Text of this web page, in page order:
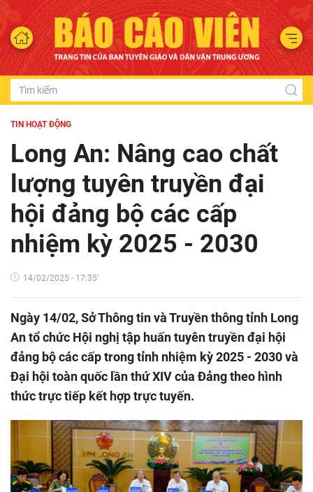
TIN HOẠT ĐỘNG
Long An: Nâng cao chất
lượng tuyên truyền đại
hội đảng bộ các cấp
nhiệm kỳ 2025 - 2030
14/02/2025 - 17:35'
Ngày 14/02, Sở Thông tin và Truyền thông tỉnh Long
An tổ chức Hội nghị tập huấn tuyên truyền đại hội
đảng bộ các cấp trong tỉnh nhiệm kỳ 2025 - 2030 và
Đại hội toàn quốc lần thứ XIV của Đảng theo hình
thức trực tiếp kết hợp trực tuyến.